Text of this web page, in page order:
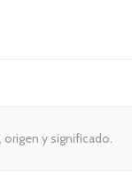
y significado.